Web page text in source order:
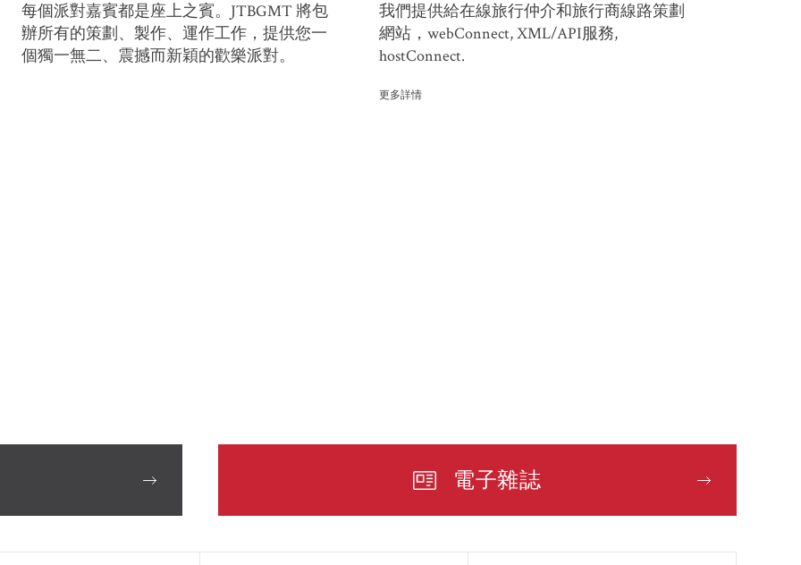
每個派對嘉賓都是座上之賓。JTBGMT 將包
辦所有的策劃、製作、運作工作，提供您一
個獨一無二、震撼而新穎的歡樂派對。
我們提供給在線旅行仲介和旅行商線路策劃
網站，webConnect, XML/API服務,
hostConnect.
更多詳情
電子雜誌